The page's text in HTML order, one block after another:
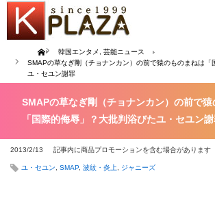
Home 韓国エンタメ
芸能ニュース
SMAPの草なぎ剛（チョナンカン）の前で猿のものまねは「
ユ・セユン謝罪
SMAPの草なぎ剛（チョナンカン）の前で
「国際的侮辱」？大批判浴びたユ・セユン
2013/2/13 記事内に商品プロモーションを含む場合があります
ユ・セユン SMAP, 波紋・炎上 ジャニーズ